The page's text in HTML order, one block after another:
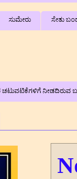
ಸುಮೇರು ಸೇತು
ಚಟುವಟಿಕೆಗಳಿಗೆ ನೀಡದಿರುವ